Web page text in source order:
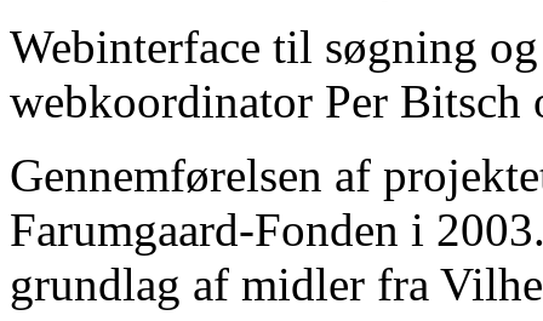
Webinterface til søgning
webkoordinator Per Bitsch
Gennemførelsen af
Farumgaard-Fonden i
grundlag af midler fra